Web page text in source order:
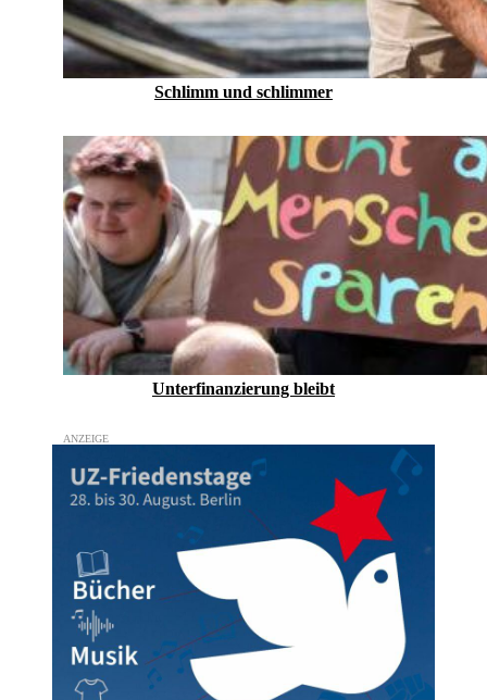
Schlimm und schlimmer
Unterfinanzierung bleibt